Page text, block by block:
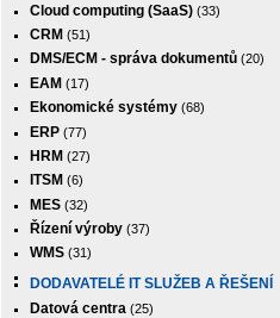
Cloud computing (SaaS) (33)
CRM (51)
DMS/ECM - správa dokumentů (20)
EAM (17)
Ekonomické systémy (68)
ERP (77)
HRM (27)
ITSM (6)
MES (32)
Řízení výroby (37)
WMS (31)
DODAVATELÉ IT SLUŽEB A ŘEŠENÍ
Datová centra (25)